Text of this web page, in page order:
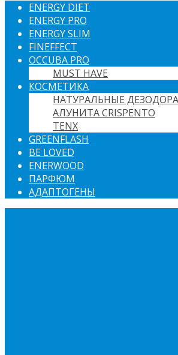
ENERGY DIET
ENERGY PRO
ENERGY SLIM
FINEFFECT
OCCUBA PRO
MUST HAVE
КОСМЕТИКА
НАТУРАЛЬНЫЕ
АЛУНИТА CRISPENTO
TENX
GREENFLASH
BE LOVED
ENERWOOD
ПАРФЮМ
АДАПТОГЕНЫ